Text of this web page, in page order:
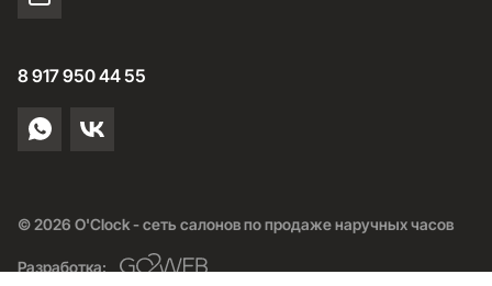
8 917 950 44 55
© 2026 O'Clock - сеть салонов по продаже наручных часов
Разработка: